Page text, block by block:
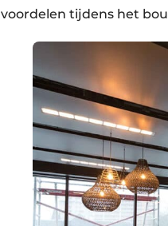
voordelen tijdens het